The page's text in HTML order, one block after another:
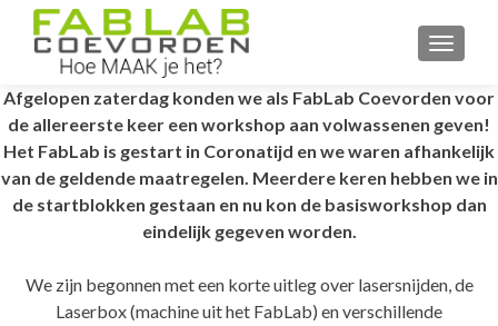
Afgelopen zaterdag konden we als FabLab Coevorden voor
de allereerste keer een workshop aan volwassenen geven!
Het FabLab is gestart in Coronatijd en we waren afhankelijk
van de geldende maatregelen. Meerdere keren hebben we in
de startblokken gestaan en nu kon de basisworkshop dan
eindelijk gegeven worden.
We zijn begonnen met een korte uitleg over lasersnijden, de
Laserbox (machine uit het FabLab) en verschillende